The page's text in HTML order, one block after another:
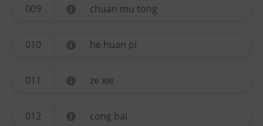
009 chuan mu tong
010 he huan pi
011 ze xie
012 cong bai